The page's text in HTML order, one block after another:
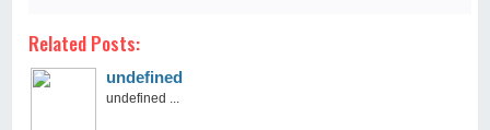
Related Posts:
undefined
undefined ...